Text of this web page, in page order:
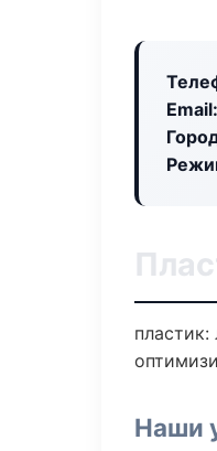
Email:
Наши